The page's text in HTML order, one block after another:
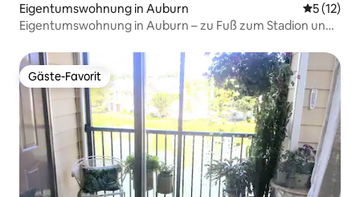
Eigentumswohnung in Auburn
5 (12)
Eigentumswohnung in Auburn – zu Fuß zum Stadion und
Gäste-Favorit
Gäste-Favorit